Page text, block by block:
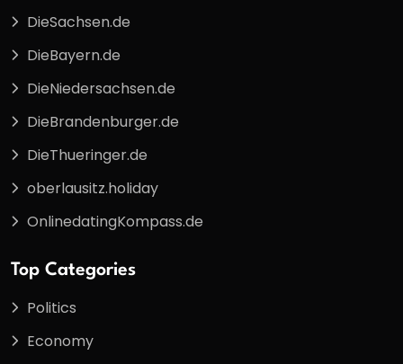
DieSachsen.de
DieBayern.de
DieNiedersachsen.de
DieBrandenburger.de
DieThueringer.de
oberlausitz.holiday
OnlinedatingKompass.de
Top Categories
Politics
Economy